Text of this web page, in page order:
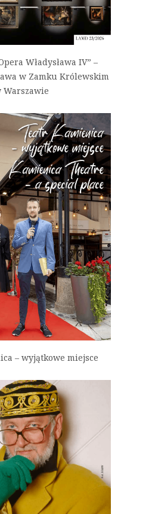
Władysława IV” –
w Zamku Królewskim
Warszawie
– wyjątkowe miejsce